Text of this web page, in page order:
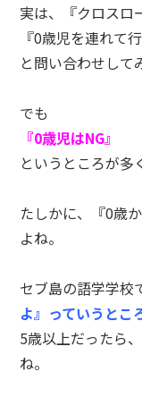
実は、『クロスロ
『0歳児を連れて
と問い合わせして
でも
『0歳児はNG』
というところが
たしかに、『0歳
よね。
セブ島の語学学校
よ』っていうとこ
5歳以上だったら
ね。